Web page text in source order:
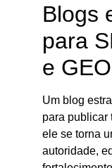
Blogs
para
e GEO
Um blog
para publicar
ele se torna
autoridade,